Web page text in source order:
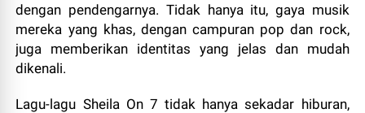
dengan pendengarnya. Tidak hanya itu, gaya musik
mereka yang khas, dengan campuran pop dan rock,
juga memberikan identitas yang jelas dan mudah
dikenali.
Lagu-lagu Sheila On 7 tidak hanya sekadar hiburan,